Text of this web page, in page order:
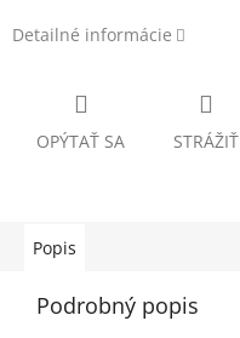
Detailné informácie
OPÝTAŤ SA STRÁŽIŤ
Popis
Podrobný popis